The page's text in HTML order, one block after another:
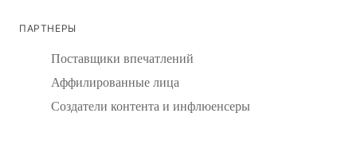
ПАРТНЕРЫ
Поставщики впечатлений
Аффилированные лица
Создатели контента и инфлюенсеры